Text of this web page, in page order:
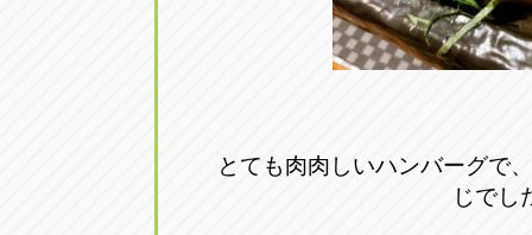
とても肉肉しいハンバーグで
じでし